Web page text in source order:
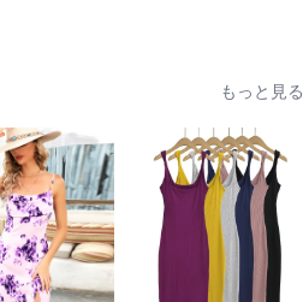
もっと見る